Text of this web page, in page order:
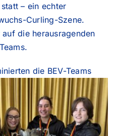
– ein echter
Curling-Szene.
die herausragenden
die BEV-Teams